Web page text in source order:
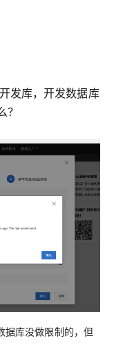
发库，开发数据库
据库没做限制的，但